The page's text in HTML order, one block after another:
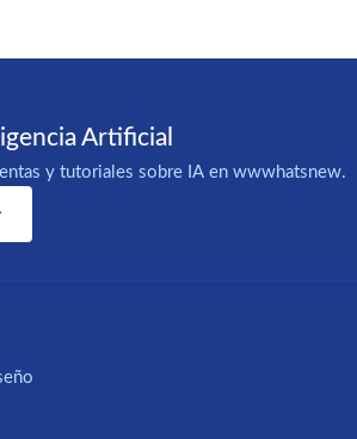
Artificial
y tutoriales sobre IA en wwwhatsnew.